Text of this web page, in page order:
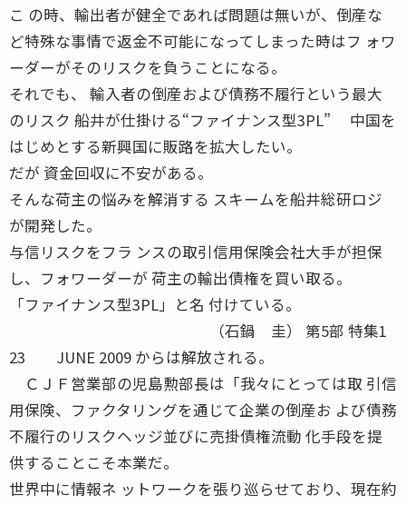
こ の時、輸出者が健全であれば問題は無いが、倒産な
ど特殊な事情で返金不可能になってしまった時はフ ォワ
ーダーがそのリスクを負うことになる。
それでも、 輸入者の倒産および債務不履行という最大
のリスク 船井が仕掛ける“ファイナンス型3PL” 中国を
はじめとする新興国に販路を拡大したい。
だが 資金回収に不安がある。
そんな荷主の悩みを解消する スキームを船井総研ロジ
が開発した。
与信リスクをフラ ンスの取引信用保険会社大手が担保
し、フォワーダーが 荷主の輸出債権を買い取る。
「ファイナンス型3PL」と名 付けている。
（石鍋 圭） 第5部 特集1
23 JUNE 2009 からは解放される。
ＣＪＦ営業部の児島勲部長は「我々にとっては取 引信
用保険、ファクタリングを通じて企業の倒産お よび債務
不履行のリスクヘッジ並びに売掛債権流動 化手段を提
供することこそ本業だ。
世界中に情報ネ ットワークを張り巡らせており、現在約